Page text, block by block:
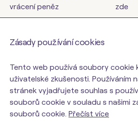
vrácení peněz
zde
orinbody.cz
Zásady používání cookies
Tento web používá soubory cookie
uživatelské zkušenosti. Používáním
stránek vyjadřujete souhlas s
souborů cookie v souladu s našimi
souborů cookie. Přečíst více